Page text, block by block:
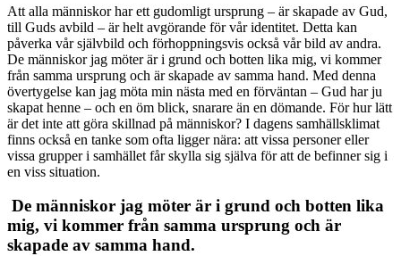
Att alla människor har ett gudomligt ursprung – är skapade av Gud,
till Guds avbild – är helt avgörande för vår identitet. Detta kan
påverka vår självbild och förhoppningsvis också vår bild av andra.
De människor jag möter är i grund och botten lika mig, vi kommer
från samma ursprung och är skapade av samma hand. Med denna
övertygelse kan jag möta min nästa med en förväntan – Gud har ju
skapat henne – och en öm blick, snarare än en dömande. För hur lätt
är det inte att göra skillnad på människor? I dagens samhällsklimat
finns också en tanke som ofta ligger nära: att vissa personer eller
vissa grupper i samhället får skylla sig själva för att de befinner sig i
en viss situation.
De människor jag möter är i grund och botten lika
mig, vi kommer från samma ursprung och är
skapade av samma hand.